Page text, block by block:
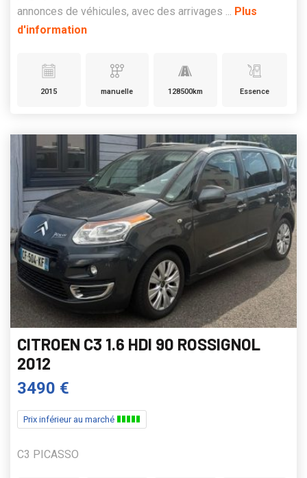
annonces de véhicules, avec des arrivages ... Plus
d'information
2015 manuelle 128500km Essence
CITROEN C3 1.6 HDI 90 ROSSIGNOL
2012
3490 €
Prix inférieur au marché
C3 PICASSO